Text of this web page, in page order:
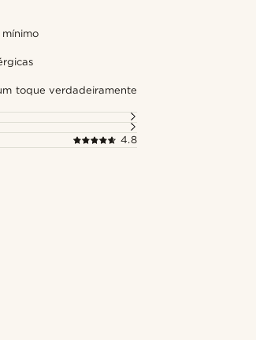
mínimo
toque verdadeiramente
4.8